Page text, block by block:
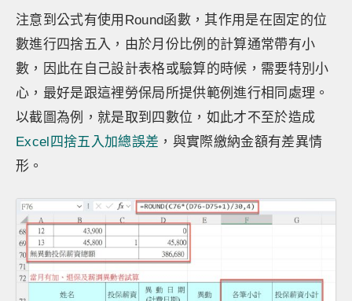
注意到公式有使用Round函數，其作用是在固定的位
數進行四捨五入，由於月份比例的計算通常帶有小
數，因此在自己設計表格或驗算的時候，需要特別小
心，最好是跟這裡勞保局所提供範例進行相同處理。
以截圖為例，就是取到四數位，如此才不至於造成
Excel四捨五入加總誤差 ，與實際繳納金額有差異情
形。